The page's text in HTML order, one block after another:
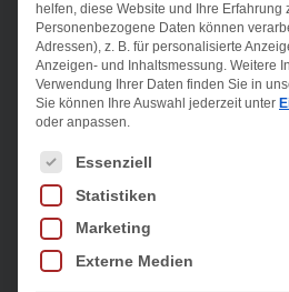
helfen, diese Website und Ihre Erfahrung
Personenbezogene Daten können
Adressen), z. B. für personalisierte
Anzeigen- und Inhaltsmessung. Weitere
Verwendung Ihrer Daten finden Sie in
Sie können Ihre Auswahl jederzeit unter
oder anpassen.
Es folgt eine Liste der
Essenziell
Statistiken
Marketing
Externe Medien